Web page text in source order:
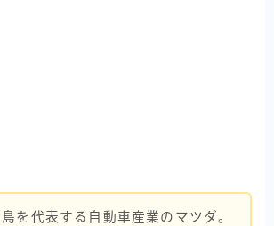
島を代表する自動車産業のマツダ。